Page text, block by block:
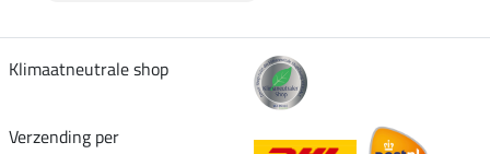
Klimaatneutrale shop
Verzending per